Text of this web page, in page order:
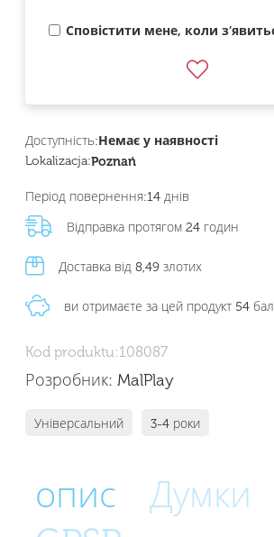
Сповістити мене, коли
Доступність:Немає у наявності
Lokalizacja:Poznań
Період повернення:14 днів
ви отримаєте за цей продукт 54
Відправка протягом 24 годин
Доставка від 8,49 злотих
Kod produktu:108087
Розробник: MalPlay
Універсальний 3-4 роки
опис
Думки